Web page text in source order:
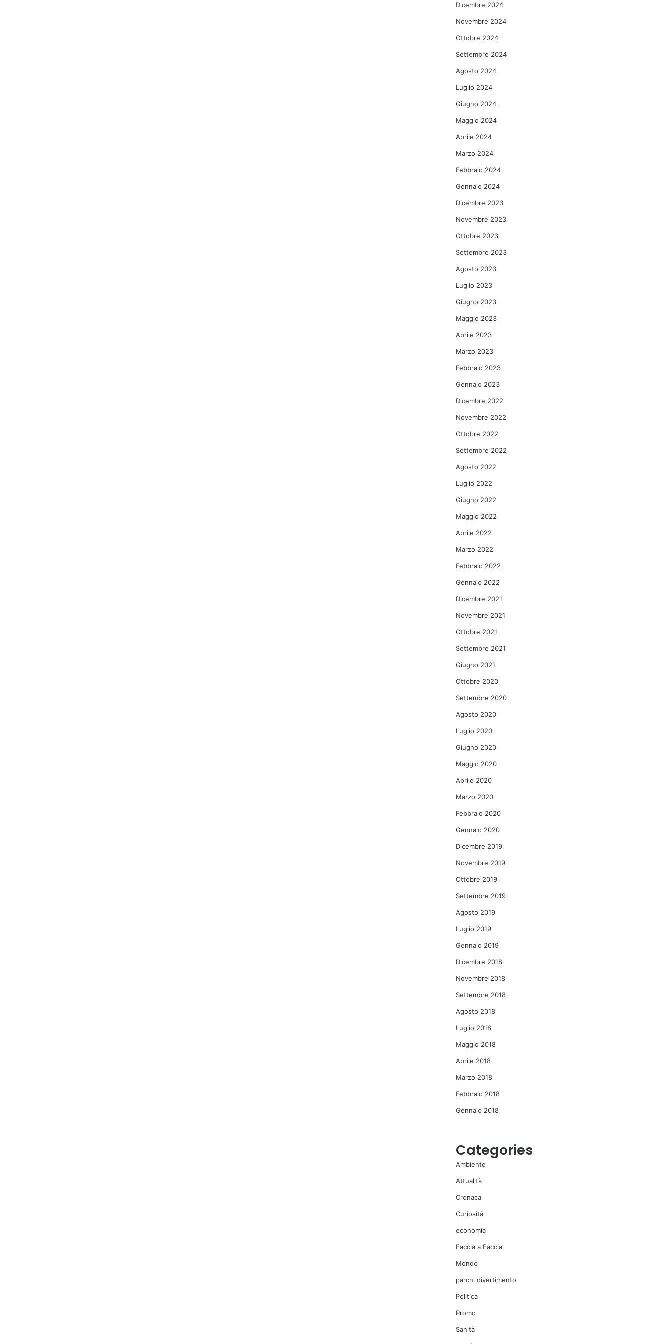
Dicembre 2024
Novembre 2024
Ottobre 2024
Settembre 2024
Agosto 2024
Luglio 2024
Giugno 2024
Maggio 2024
Aprile 2024
Marzo 2024
Febbraio 2024
Gennaio 2024
Dicembre 2023
Novembre 2023
Ottobre 2023
Settembre 2023
Agosto 2023
Luglio 2023
Giugno 2023
Maggio 2023
Aprile 2023
Marzo 2023
Febbraio 2023
Gennaio 2023
Dicembre 2022
Novembre 2022
Ottobre 2022
Settembre 2022
Agosto 2022
Luglio 2022
Giugno 2022
Maggio 2022
Aprile 2022
Marzo 2022
Febbraio 2022
Gennaio 2022
Dicembre 2021
Novembre 2021
Ottobre 2021
Settembre 2021
Giugno 2021
Ottobre 2020
Settembre 2020
Agosto 2020
Luglio 2020
Giugno 2020
Maggio 2020
Aprile 2020
Marzo 2020
Febbraio 2020
Gennaio 2020
Dicembre 2019
Novembre 2019
Ottobre 2019
Settembre 2019
Agosto 2019
Luglio 2019
Gennaio 2019
Dicembre 2018
Novembre 2018
Settembre 2018
Agosto 2018
Luglio 2018
Maggio 2018
Aprile 2018
Marzo 2018
Febbraio 2018
Gennaio 2018
Categories
Ambiente
Attualità
Cronaca
Curiosità
economia
Faccia a Faccia
Mondo
parchi divertimento
Politica
Promo
Sanità